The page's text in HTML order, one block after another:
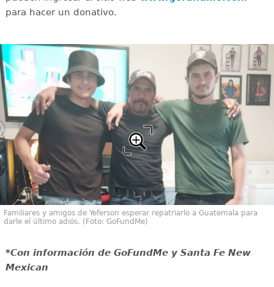
para hacer un donativo.
Familiares y amigos de Yeferson esperar repatriarlo a Guatemala para
darle el último adiós. (Foto: GoFundMe)
*Con información de GoFundMe y Santa Fe New
Mexican